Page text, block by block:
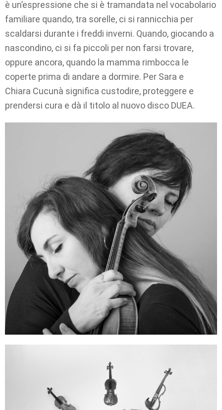
è un’espressione che si è tramandata nel vocabolario
familiare quando, tra sorelle, ci si rannicchia per
scaldarsi durante i freddi inverni. Quando, giocando a
nascondino, ci si fa piccoli per non farsi trovare,
oppure ancora, quando la mamma rimbocca le
coperte prima di andare a dormire. Per Sara e
Chiara Cucunà significa custodire, proteggere e
prendersi cura e dà il titolo al nuovo disco DUEA.